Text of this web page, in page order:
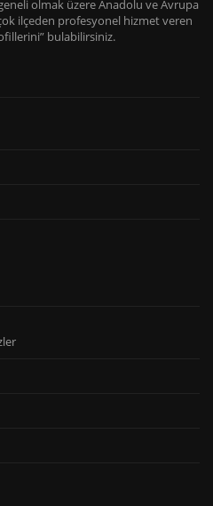
olmak üzere Anadolu ve Avrupa
ilçeden profesyonel hizmet veren
bulabilirsiniz.